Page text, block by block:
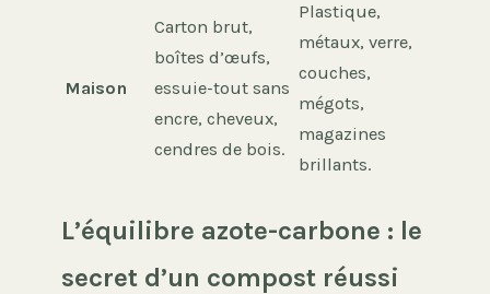
Maison
Carton brut,
boîtes d’œufs,
essuie-tout sans
encre, cheveux,
cendres de bois.
Plastique,
métaux, verre,
couches,
mégots,
magazines
brillants.
L’équilibre azote-carbone : le
secret d’un compost réussi